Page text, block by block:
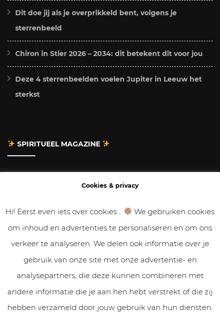
Dit doe jij als je overprikkeld bent, volgens je
sterrenbeeld
Chiron in Stier 2026 – 2034: dit betekent dit voor jou
Deze 4 sterrenbeelden voelen Jupiter in Leeuw het
sterkst
SPIRITUEEL MAGAZINE
Gastbloggen
Samenwerken
Cookies & Privacy
Cookies & privacy
Hi! Eerst even iets over cookies...
We gebruiken cookies
om inhoud en advertenties te personaliseren en om ons
verkeer te analyseren. We delen ook informatie over je
gebruik van onze site met onze advertentie- en
analysepartners, die deze kunnen combineren met
andere informatie die je aan hen hebt verstrekt of die zij
hebben verzameld door jouw gebruik van hun diensten.